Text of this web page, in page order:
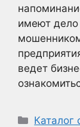
имеют дело
ведет
Рубрики
Каталог